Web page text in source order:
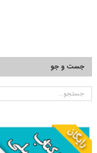
جست و جو
جستجو